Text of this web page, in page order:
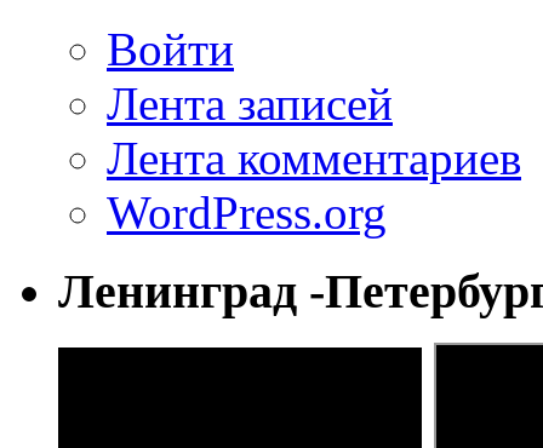
Войти
Лента записей
Лента комментариев
WordPress.org
Ленинград -